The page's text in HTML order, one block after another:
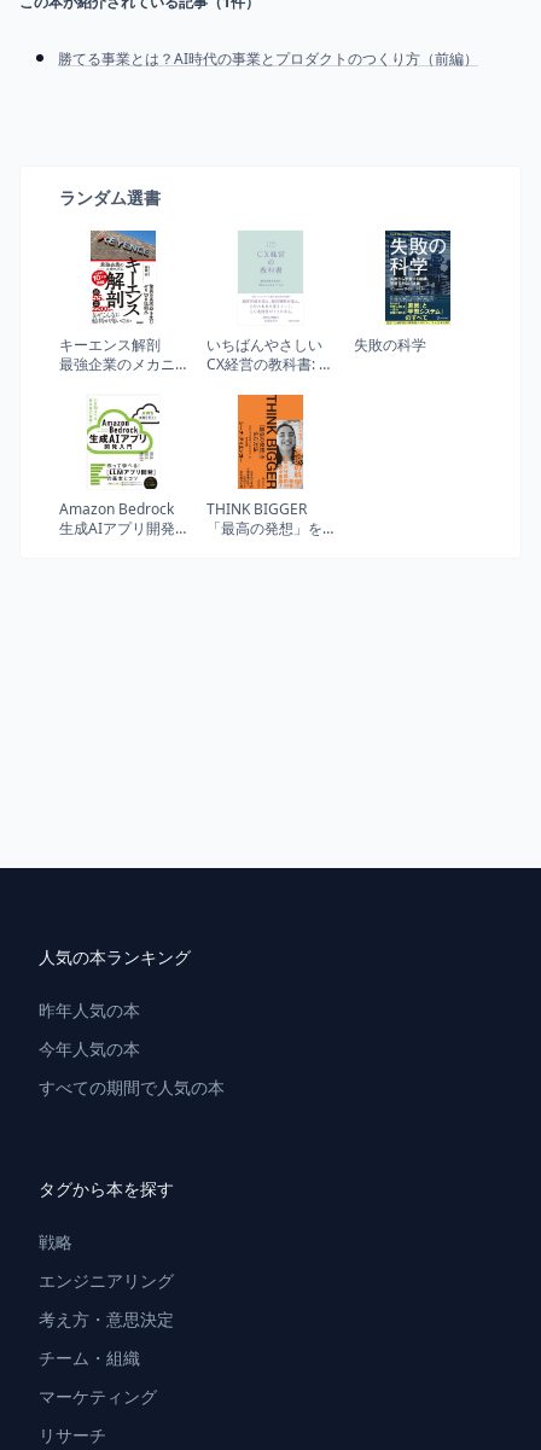
勝てる事業とは？AI時代の事業とプロダクトのつくり方（前編）
ランダム選書
キーエンス解剖
最強企業のメカニ
いちばんやさしい
CX経営の教科書: 顧
ばれる会社”になる
失敗の科学
Amazon Bedrock
生成AIアプリ開発
THINK BIGGER
「最高の発想」を
人気の本ランキング
昨年人気の本
今年人気の本
すべての期間で人気の本
タグから本を探す
戦略
エンジニアリング
考え方・意思決定
チーム・組織
マーケティング
リサーチ